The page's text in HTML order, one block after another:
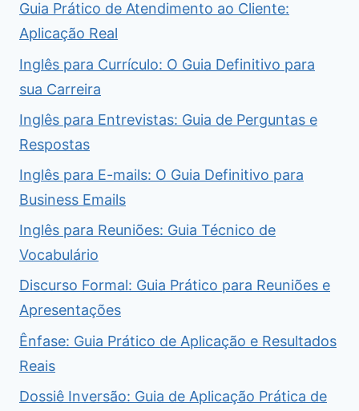
Guia Prático de Atendimento ao Cliente:
Aplicação Real
Inglês para Currículo: O Guia Definitivo para
sua Carreira
Inglês para Entrevistas: Guia de Perguntas e
Respostas
Inglês para E-mails: O Guia Definitivo para
Business Emails
Inglês para Reuniões: Guia Técnico de
Vocabulário
Discurso Formal: Guia Prático para Reuniões e
Apresentações
Ênfase: Guia Prático de Aplicação e Resultados
Reais
Dossiê Inversão: Guia de Aplicação Prática de